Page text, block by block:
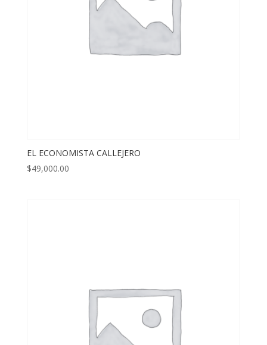
EL ECONOMISTA CALLEJERO
$49,000.00